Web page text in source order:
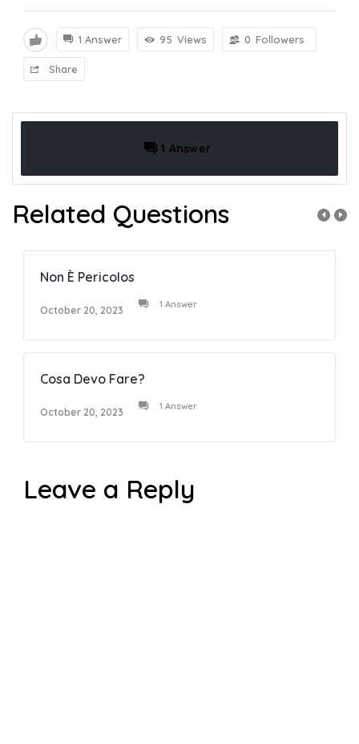
1 Answer 95 Views 0 Followers
Share
1 Answer
Related Questions
Non È Pericolos
October 20, 2023 1 Answer
Cosa Devo Fare?
October 20, 2023 1 Answer
Leave a Reply